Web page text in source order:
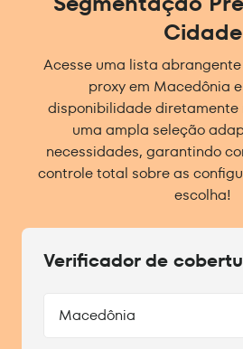
Cidade
Acesse uma lista
proxy em Macedônia
disponibilidade diretamente
uma ampla seleção
necessidades, garantindo
controle total sobre as
escolha!
Verificador de
Macedônia